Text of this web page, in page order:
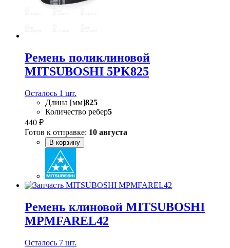
Ремень поликлиновой
MITSUBOSHI 5PK825
Осталось 1 шт.
Длина [мм]825
Количество ребер5
440 ₽
Готов к отправке: 10 августа
В корзину
Ремень клиновой MITSUBOSHI
MPMFAREL42
Осталось 7 шт.